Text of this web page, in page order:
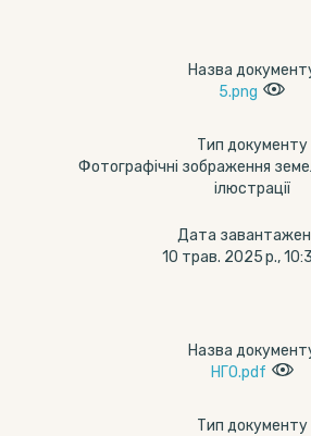
Назва
5.png
Тип документу
Фотографічні зображення
ілюстрації
Дата
10 трав. 2025 р.,
Назва
НГО.pdf
Тип документу